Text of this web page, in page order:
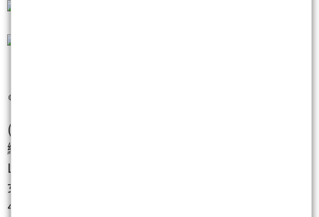
🍎《材料-KY
(1)醋酐、醋片(醋酸纖維素、營收占比約25%)與醋酸
纖維絲束(營收占比約70%)生產商，醋片用在眼鏡架、
LCD面板偏光片材料等，絲束可用在香菸濾嘴、織成
女裝、3D列印等。受惠垂直整合、原物料價格下跌、
4000噸絲束新產能Q1投產及匯兌收益，前三季稅後純